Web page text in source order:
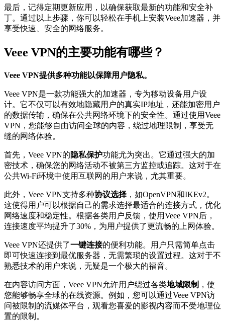
最后，记得定期更新应用，以确保获取最新的功能和安全补
丁。通过以上步骤，你可以轻松在手机上安装Veee加速器，并
享受快速、安全的网络服务。
Veee VPN的主要功能有哪些？
Veee VPN提供多种功能以保障用户隐私。
Veee VPN是一款功能强大的加速器，专为移动设备用户设
计。它不仅可以有效地隐藏用户的真实IP地址，还能加密用户
的数据传输，确保在公共网络环境下的安全性。通过使用Veee
VPN，您能够自由访问全球的内容，绕过地理限制，享受无
缝的网络体验。
首先，Veee VPN的隐私保护功能尤为突出。它通过强大的加
密技术，确保您的网络活动不被第三方监控或追踪。这对于在
公共Wi-Fi环境中使用互联网的用户来说，尤其重要。
此外，Veee VPN支持多种协议选择 ，如OpenVPN和IKEv2。
这使得用户可以根据自己的需求选择最适合的连接方式，优化
网络速度和稳定性。根据各类用户反馈，使用Veee VPN后，
连接速度平均提升了30%，为用户提供了更流畅的上网体验。
Veee VPN还提供了一键连接的便利功能。用户只需简单点击
即可快速连接到最优服务器，无需繁琐的设置过程。这对于不
熟悉技术的用户来说，无疑是一个极大的福音。
在内容访问方面，Veee VPN允许用户绕过各类地域限制 ，使
您能够畅享全球的在线资源。例如，您可以通过Veee VPN访
问被限制的流媒体平台，观看您喜爱的影视内容而不受地理位
置的限制。